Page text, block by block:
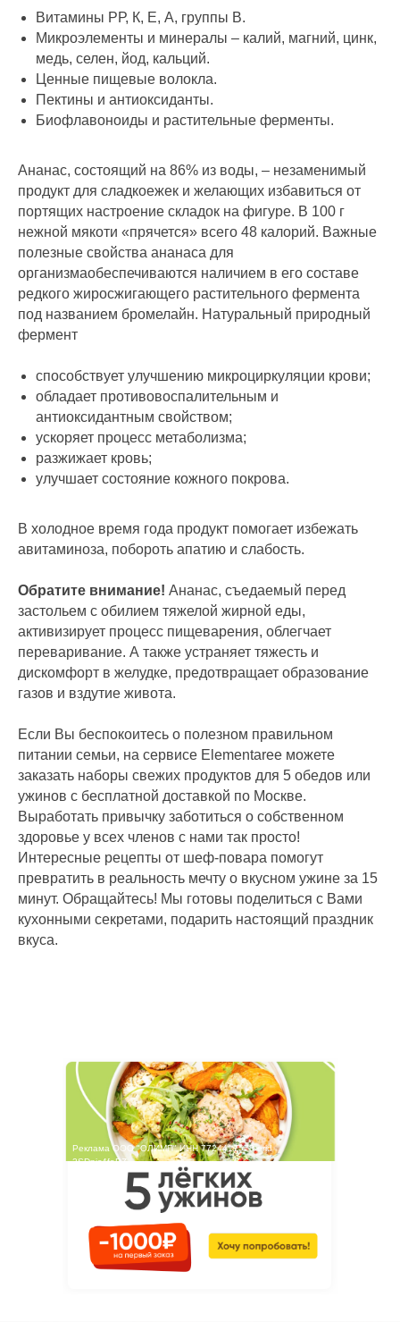
Витамины РР, К, Е, А, группы В.
Микроэлементы и минералы – калий, магний, цинк,
медь, селен, йод, кальций.
Ценные пищевые волокла.
Пектины и антиоксиданты.
Биофлавоноиды и растительные ферменты.
Ананас, состоящий на 86% из воды, – незаменимый
продукт для сладкоежек и желающих избавиться от
портящих настроение складок на фигуре. В 100 г
нежной мякоти «прячется» всего 48 калорий. Важные
полезные свойства ананаса для
организмаобеспечиваются наличием в его составе
редкого жиросжигающего растительного фермента
под названием бромелайн. Натуральный природный
фермент
способствует улучшению микроциркуляции крови;
обладает противовоспалительным и
антиоксидантным свойством;
ускоряет процесс метаболизма;
разжижает кровь;
улучшает состояние кожного покрова.
В холодное время года продукт помогает избежать
авитаминоза, побороть апатию и слабость.
Обратите внимание! Ананас, съедаемый перед
застольем с обилием тяжелой жирной еды,
активизирует процесс пищеварения, облегчает
переваривание. А также устраняет тяжесть и
дискомфорт в желудке, предотвращает образование
газов и вздутие живота.
Если Вы беспокоитесь о полезном правильном
питании семьи, на сервисе Elementaree можете
заказать наборы свежих продуктов для 5 обедов или
ужинов с бесплатной доставкой по Москве.
Выработать привычку заботиться о собственном
здоровье у всех членов с нами так просто!
Интересные рецепты от шеф-повара помогут
превратить в реальность мечту о вкусном ужине за 15
минут. Обращайтесь! Мы готовы поделиться с Вами
кухонными секретами, подарить настоящий праздник
вкуса.
Реклама ООО "ОЛИМП" ИНН 7724417578 erid
2SDnjc4faBZ